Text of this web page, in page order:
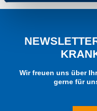
Wir freuen uns über
gerne für